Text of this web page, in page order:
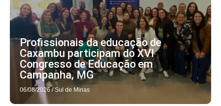
Profissionais da educação de
Caxambu participam do XVI
Congresso de Educação em
Campanha, MG
06/08/2026 / Sul de Minas